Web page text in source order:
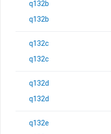
q132b
q132b
q132c
q132c
q132d
q132d
q132e